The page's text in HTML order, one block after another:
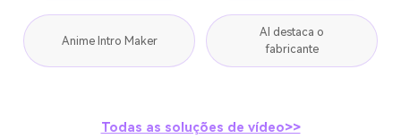
Anime Intro Maker
AI destaca o
fabricante
Todas as soluções de vídeo>>